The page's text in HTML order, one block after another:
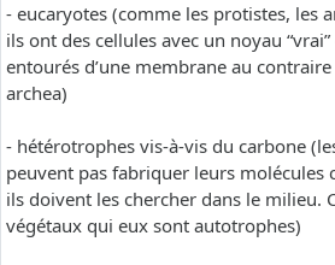
- eucaryotes (comme les protistes, les
ils ont des cellules avec un noyau
entourés d’une membrane au
archea)
- hétérotrophes vis-à-vis du carbone
peuvent pas fabriquer leurs molécules
ils doivent les chercher dans le milieu.
végétaux qui eux sont autotrophes)